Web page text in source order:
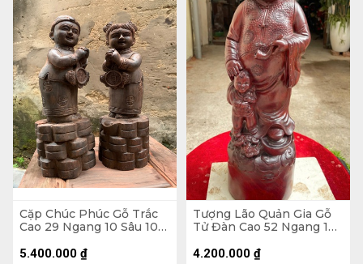
Cặp Chúc Phúc Gỗ Trắc
Cao 29 Ngang 10 Sâu 10
5.400.000 ₫
Tượng Lão Quản Gia Gỗ
Tử Đàn Cao 52 Ngang 18
4.200.000 ₫